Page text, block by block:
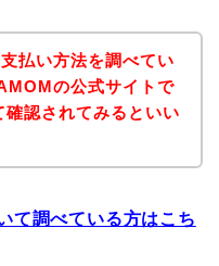
払い方法を調べてい
の公式サイトで
認されてみるといい
て調べている方はこち